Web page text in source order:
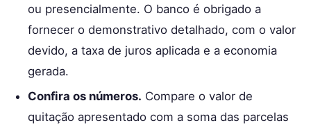
ou presencialmente. O banco é obrigado a
fornecer o demonstrativo detalhado, com o valor
devido, a taxa de juros aplicada e a economia
gerada.
Confira os números. Compare o valor de
quitação apresentado com a soma das parcelas